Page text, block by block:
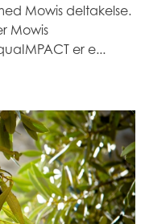
Mowis deltakelse.
Mowis
er e...